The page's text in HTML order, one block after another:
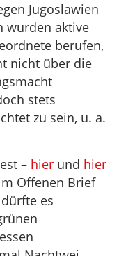
Jugoslawien
wurden aktive
berufen,
nicht über die
stets
zu sein, u. a.
– hier und hier
Offenen Brief
es